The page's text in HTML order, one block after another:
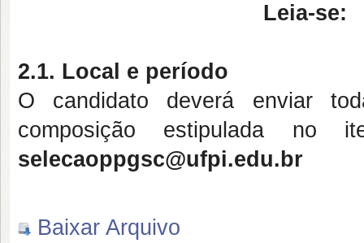
Leia-se:
2.1. Local e período
O candidato deverá enviar
composição estipulada
selecaoppgsc@ufpi.edu.br
Baixar Arquivo